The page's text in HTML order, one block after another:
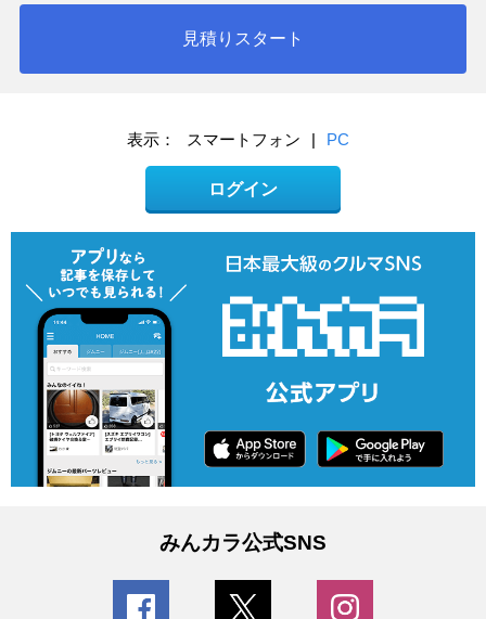
見積りスタート
表示： スマートフォン | PC
ログイン
みんカラ公式SNS